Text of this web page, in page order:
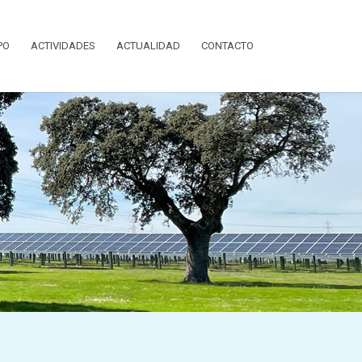
ACTIVIDADES ACTUALIDAD CONTACTO